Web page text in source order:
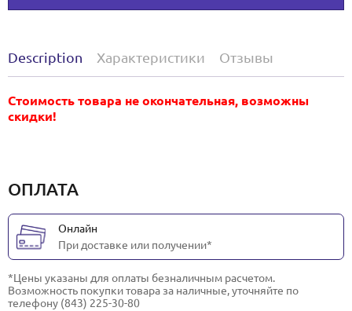
Description Характеристики Отзывы
Стоимость товара не окончательная, возможны
скидки!
ОПЛАТА
Онлайн
При доставке или получении*
*Цены указаны для оплаты безналичным расчетом.
Возможность покупки товара за наличные, уточняйте по
телефону (843) 225-30-80